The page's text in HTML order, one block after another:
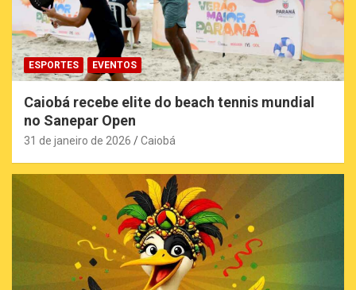
ESPORTES EVENTOS
Caiobá recebe elite do beach tennis mundial
no Sanepar Open
31 de janeiro de 2026 Caiobá